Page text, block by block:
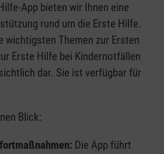
App bieten wir Ihnen eine
rund um die Erste Hilfe.
wichtigsten Themen zur Ersten
Erste Hilfe bei Kindernotfällen
dar. Sie ist verfügbar für
Blick:
Die App führt